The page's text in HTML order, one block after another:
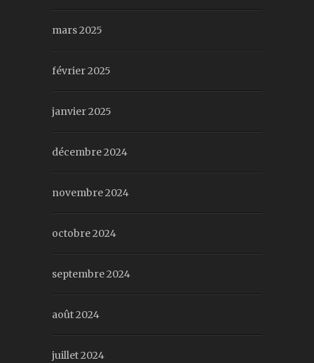
mars 2025
février 2025
janvier 2025
décembre 2024
novembre 2024
octobre 2024
septembre 2024
août 2024
juillet 2024